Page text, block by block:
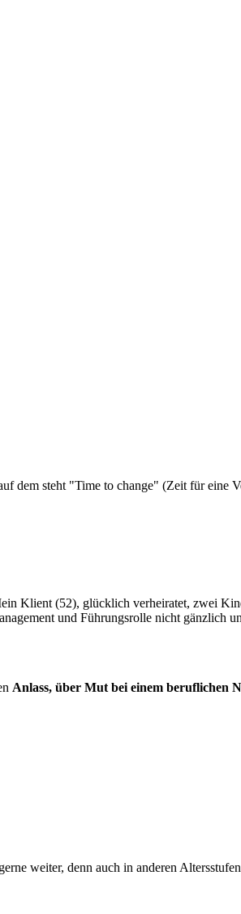
Klient (52), glücklich verheiratet, zwei
und Führungsrolle nicht gänzlich
Anlass, über Mut bei einem beruflichen
weiter, denn auch in anderen